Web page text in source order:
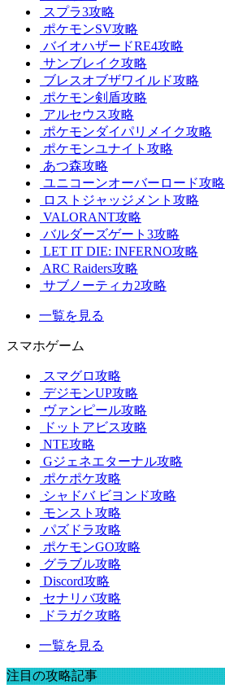
スプラ3攻略
ポケモンSV攻略
バイオハザードRE4攻略
サンブレイク攻略
ブレスオブザワイルド攻略
ポケモン剣盾攻略
アルセウス攻略
ポケモンダイパリメイク攻略
ポケモンユナイト攻略
あつ森攻略
ユニコーンオーバーロード攻略
ロストジャッジメント攻略
VALORANT攻略
バルダーズゲート3攻略
LET IT DIE: INFERNO攻略
ARC Raiders攻略
サブノーティカ2攻略
一覧を見る
スマホゲーム
スマグロ攻略
デジモンUP攻略
ヴァンピール攻略
ドットアビス攻略
NTE攻略
Gジェネエターナル攻略
ポケポケ攻略
シャドバ ビヨンド攻略
モンスト攻略
パズドラ攻略
ポケモンGO攻略
グラブル攻略
Discord攻略
セナリバ攻略
ドラガク攻略
一覧を見る
注目の攻略記事